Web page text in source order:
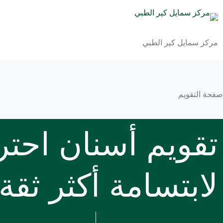
مركز سمايل كير الطبي
صفحة التقويم
تقويم أسنان
لابتسامة أكثر